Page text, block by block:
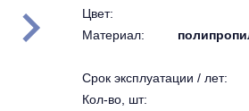
Цвет:
Материал:
Срок эксплуатации / лет:
Кол-во, шт: